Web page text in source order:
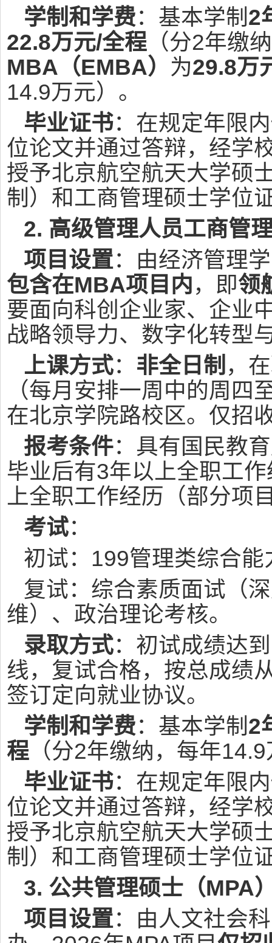
学制和学费：基本学制 2
22.8万元/全程 （分2年缴
MBA（EMBA） 为29.8万
14.9万元）。
毕业证书：在规定年限
位论文并通过答辩，经学
授予北京航空航天大学硕
制）和工商管理硕士学位
2. 高级管理人员工商管
项目设置：由经济管理
包含在MBA项目内，即领
要面向科创企业家、企业
战略领导力、数字化转型
上课方式： 非全日制 ，
（每月安排一周中的周四
在北京学院路校区。仅招
报考条件：具有国民教
毕业后有3年以上全职工
上全职工作经历（部分项
考试：
初试：199管理类综合
复试：综合素质面试（
维）、政治理论考核。
录取方式：初试成绩达
线，复试合格，按总成绩
签订定向就业协议。
学制和学费：基本学制 2
程 （分2年缴纳，每年
毕业证书：在规定年限
位论文并通过答辩，经学
授予北京航空航天大学硕
制）和工商管理硕士学位
3. 公共管理硕士（MPA
项目设置：由人文社会